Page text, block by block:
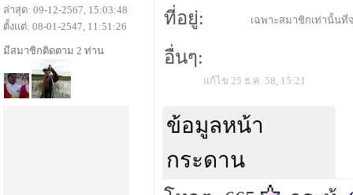
ที่อยู่:
เฉพาะสมาชิกเท่านั้นที่
อื่นๆ:
แก้ไข 25 ธ.ค. 58, 15:21
ข้อมูลหน้า
กระดาน
ล่าสุด: 09-12-2567, 15:03:48
ตั้งแต่: 08-01-2547, 11:51:26
มีสมาชิกติดตาม 2 ท่าน